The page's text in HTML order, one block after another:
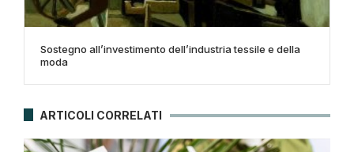
Sostegno all’investimento dell’industria tessile e della
moda
ARTICOLI CORRELATI